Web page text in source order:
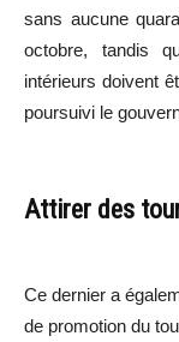
sans aucune
octobre, tandis
intérieurs doivent
poursuivi le
Attirer des
Ce dernier a
de promotion du